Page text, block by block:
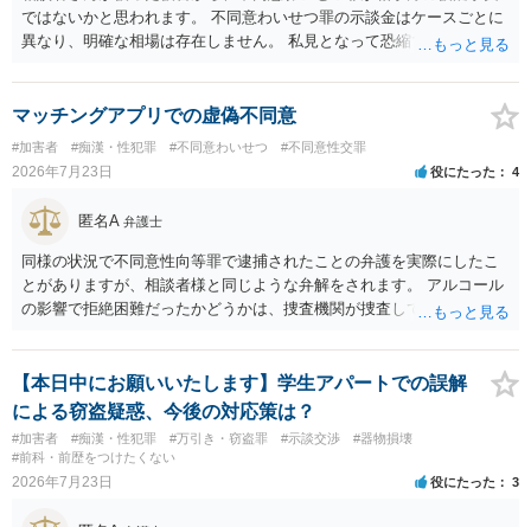
ではないかと思われます。 不同意わいせつ罪の示談金はケースごとに
異なり、明確な相場は存在しません。 私見となって恐縮ですが、一般
方、相手方に資力がなければ、相場通りの請求は困難であることに留
意ください。 より詳細について、お聞きになりたい場合、最寄りの法
マッチングアプリでの虚偽不同意
#加害者 #痴漢・性犯罪 #不同意わいせつ #不同意性交罪
2026年7月23日 役にたった 4
匿名A 弁護士
同様の状況で不同意性向等罪で逮捕されたことの弁護を実際にしたこ
とがありますが、相談者様と同じような弁解をされます。 アルコール
の影響で拒絶困難だったかどうかは、捜査機関が捜査して判断するこ
分かりません。 また、拒絶困難であったとしても、それについて相談
者様に認識がなければ、「故意」がないという判断になることもあり
ます。 相談者様はあくまで「アルコールの影響はない」「完全なる同
意であった」とのお立場ですので、現時点で、対応できることはない
のではないでしょうか？（同意してたよねと言っても火に油をそそぐ
だけになりかねません。） そのため、現時点でこれ以上アドバイスで
【本日中にお願いいたします】学生アパートでの誤解
による窃盗疑惑、今後の対応策は？
#加害者 #痴漢・性犯罪 #万引き・窃盗罪 #示談交渉
#器物損壊
#前科・前歴をつけたくない
2026年7月23日 役にたった 3